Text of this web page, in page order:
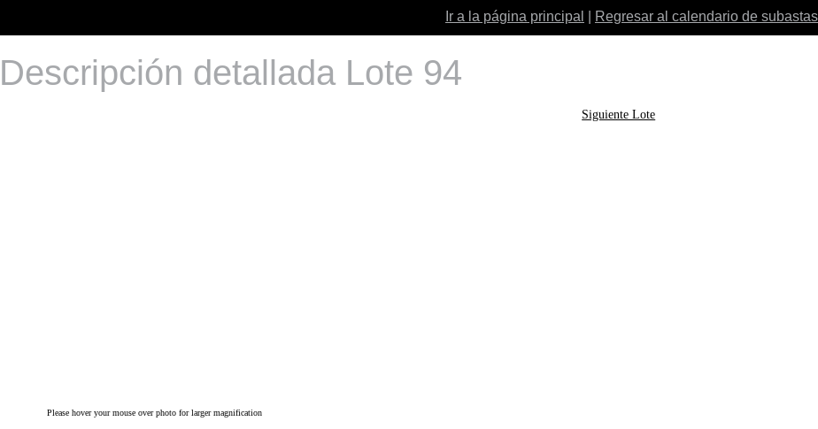
Ir a la página principal Regresar al calendario de subastas
Descripción detallada Lote 94
Siguiente Lote
Please hover your mouse over photo for larger magnification